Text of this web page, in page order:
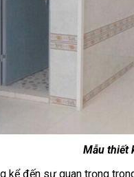
Mẫu thiết
kể đến sự quan trọng